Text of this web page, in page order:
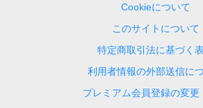
Cookieについて
このサイトについて
特定商取引法に基づく
利用者情報の外部送信に
プレミアム会員登録の変更